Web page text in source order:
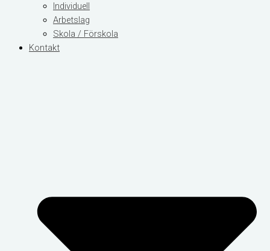
Individuell
Arbetslag
Skola / Förskola
Kontakt